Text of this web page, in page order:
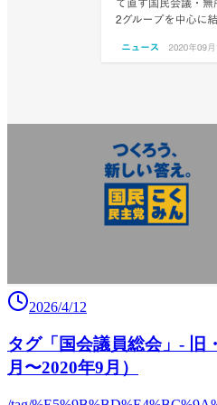
2026/4/12
タグ「国会議員総会」- 旧
月〜2020年9月）